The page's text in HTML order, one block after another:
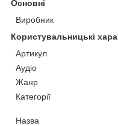
Основні
Виробник
Користувальницькі
Артикул
Аудіо
Жанр
Категорії
Назва